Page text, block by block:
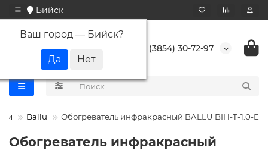
Бийск
Ваш город — Бийск?
+7 (3854) 30-72-97
Ballu Обогреватель инфракрасный BALLU BIH-T-1.0-E
Обогреватель инфракрасный